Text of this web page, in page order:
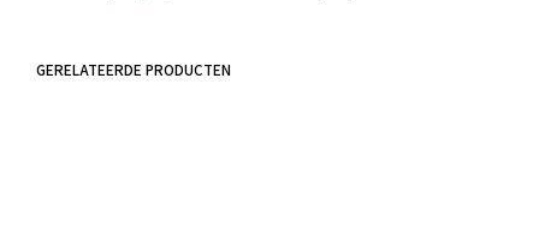
GERELATEERDE PRODUCTEN